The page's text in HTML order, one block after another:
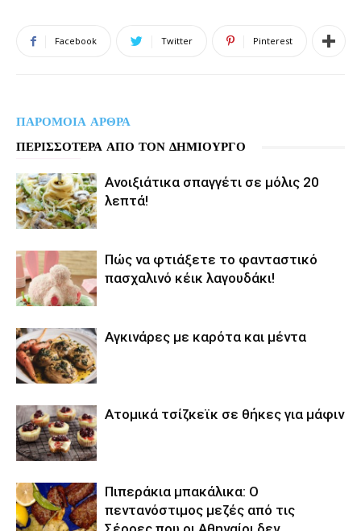
Facebook Twitter Pinterest
ΠΑΡΟΜΟΙΑ ΑΡΘΡΑ
ΠΕΡΙΣΣΟΤΕΡΑ ΑΠΟ ΤΟΝ ΔΗΜΙΟΥΡΓΟ
Aνοιξιάτικα σπαγγέτι σε μόλις 20
λεπτά!
Πώς να φτιάξετε το φανταστικό
πασχαλινό κέικ λαγουδάκι!
Αγκινάρες με καρότα και μέντα
Ατομικά τσίζκεϊκ σε θήκες για μάφιν
Πιπεράκια μπακάλικα: Ο
πεντανόστιμος μεζές από τις